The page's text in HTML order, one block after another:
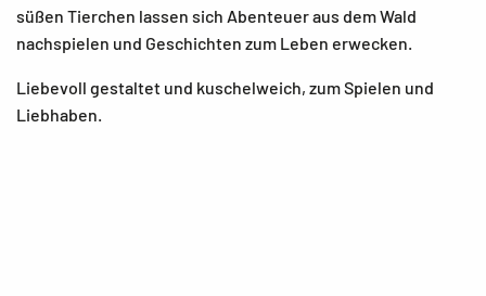
süßen Tierchen lassen sich Abenteuer aus dem Wald
nachspielen und Geschichten zum Leben erwecken.
Liebevoll gestaltet und kuschelweich, zum Spielen und
Liebhaben.